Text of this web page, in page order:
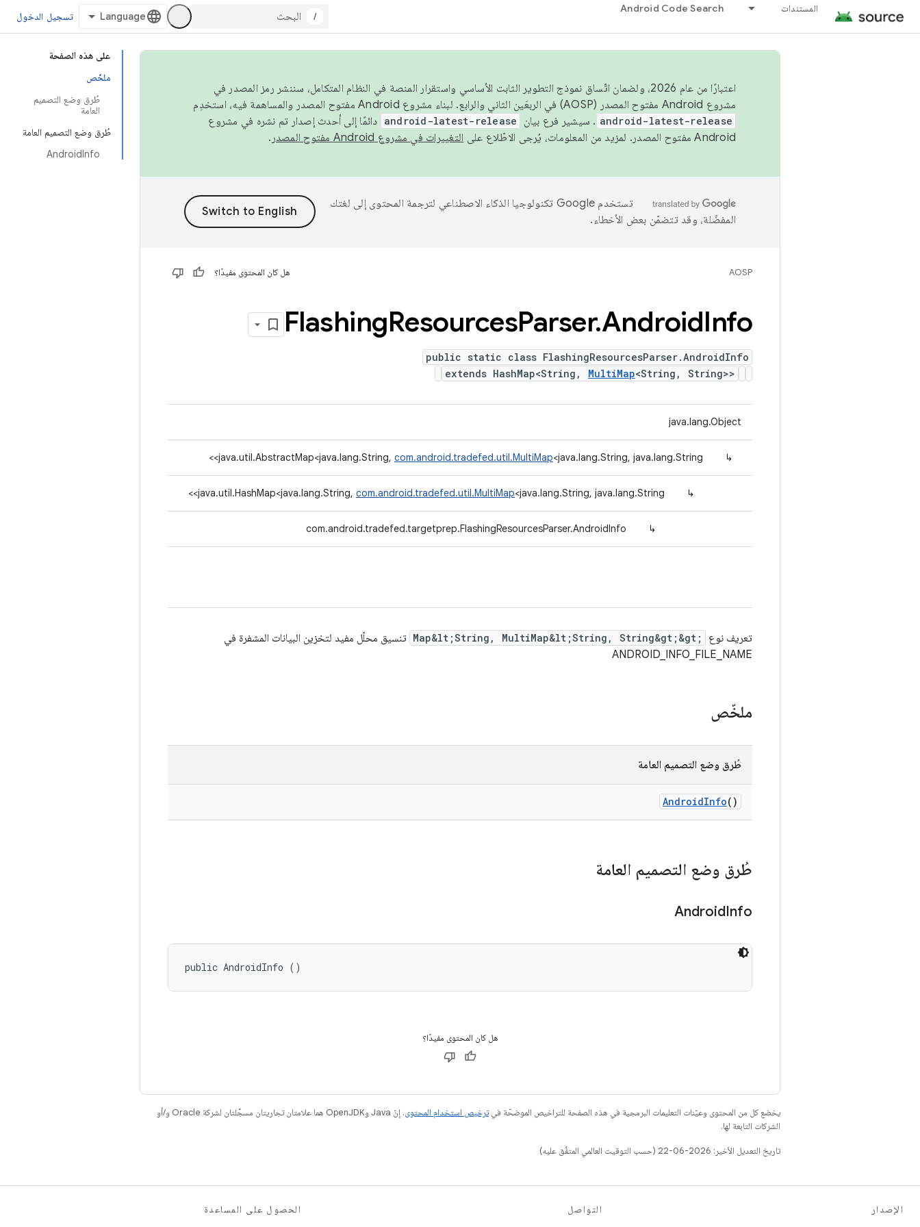
المستندات Android Code Search
/ تسجيل الدخول
على هذه الصفحة
ملخّص
طُرق وضع التصميم
العامة
طُرق وضع التصميم العامة
AndroidInfo
اعتبارًا من عام 2026، ولضمان اتّساق نموذج التطوير الثابت الأساسي واستقرار المنصة في النظام المتكامل، سننشر رمز المصدر في
مشروع Android مفتوح المصدر (AOSP) في الربعَين الثاني والرابع. لبناء مشروع Android مفتوح المصدر والمساهمة فيه، استخدِم
android-latest-release . سيشير فرع بيان android-latest-release دائمًا إلى أحدث إصدار تم نشره في مشروع
Android مفتوح المصدر. لمزيد من المعلومات، يُرجى الاطّلاع على
التغييرات في مشروع Android مفتوح المصدر .
تستخدم Google تكنولوجيا الذكاء الاصطناعي لترجمة المحتوى إلى لغتك
المفضّلة، وقد تتضمّن بعض الأخطاء.
AOSP هل كان المحتوى مفيدًا؟
FlashingResourcesParser.AndroidInfo
public static class FlashingResourcesParser.AndroidInfo
extends HashMap<String, MultiMap<String, String>>
java.lang.Object
↳
java.util.AbstractMap<java.lang.String, com.android.tradefed.util.MultiMap<java.lang.String, java.lang.String>>
↳
java.util.HashMap<java.lang.String, com.android.tradefed.util.MultiMap<java.lang.String, java.lang.String>>
↳
com.android.tradefed.targetprep.FlashingResourcesParser.AndroidInfo
تعريف نوع Map&lt;String, MultiMap&lt;String, String&gt;&gt; تنسيق محلّل مفيد لتخزين البيانات المشفرة في
ANDROID_INFO_FILE_NAME
ملخّص
طُرق وضع التصميم العامة
AndroidInfo()
طُرق وضع التصميم العامة
AndroidInfo
public AndroidInfo ()
هل كان المحتوى مفيدًا؟
يخضع كل من المحتوى وعيّنات التعليمات البرمجية في هذه الصفحة للتراخيص الموضحّة فيترخيص استخدام المحتوى
. إنّ Java وOpenJDK هما علامتان تجاريتان مسجَّلتان لشركة Oracle و/أو
الشركات التابعة لها.
تاريخ التعديل الأخير: 2026-06-22 (حسب التوقيت العالمي المتفَّق عليه)
الإصدار
التواصل
الحصول على المساعدة